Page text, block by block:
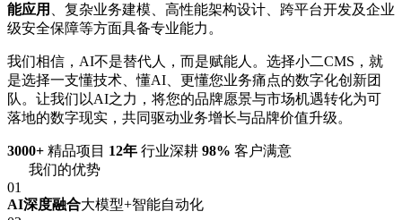
能应用
、复杂业务建模、高性能架构设计、跨平台开发及企业
级安全保障等方面具备专业能力。
我们相信，AI不是替代人，而是赋能人。选择小二CMS，就
是选择一支懂技术、懂AI、更懂您业务痛点的数字化创新团
队。让我们以AI之力，将您的品牌愿景与市场机遇转化为可
落地的数字现实，共同驱动业务增长与品牌价值升级。
3000+ 精品项目 12年 行业深耕 98% 客户满意
我们的优势
01
AI深度融合大模型+智能自动化